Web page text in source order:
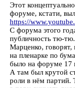
Этот
форуме, кстати,
https://
С форума этого
публичность тю-
Марценко, говорят,
на пленарке по
было на форуме 17
А там был крутой
роли в нём партий.